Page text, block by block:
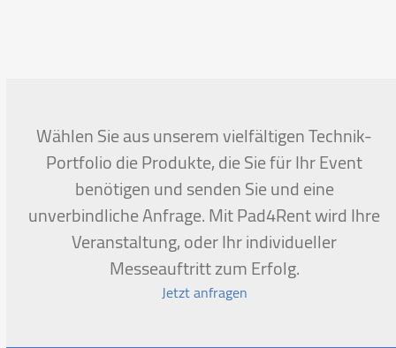
first
slide
Wählen Sie aus unserem vielfältigen Technik-
Portfolio die Produkte, die Sie für Ihr Event
benötigen und senden Sie und eine
unverbindliche Anfrage. Mit Pad4Rent wird Ihre
Veranstaltung, oder Ihr individueller
Messeauftritt zum Erfolg.
Jetzt anfragen